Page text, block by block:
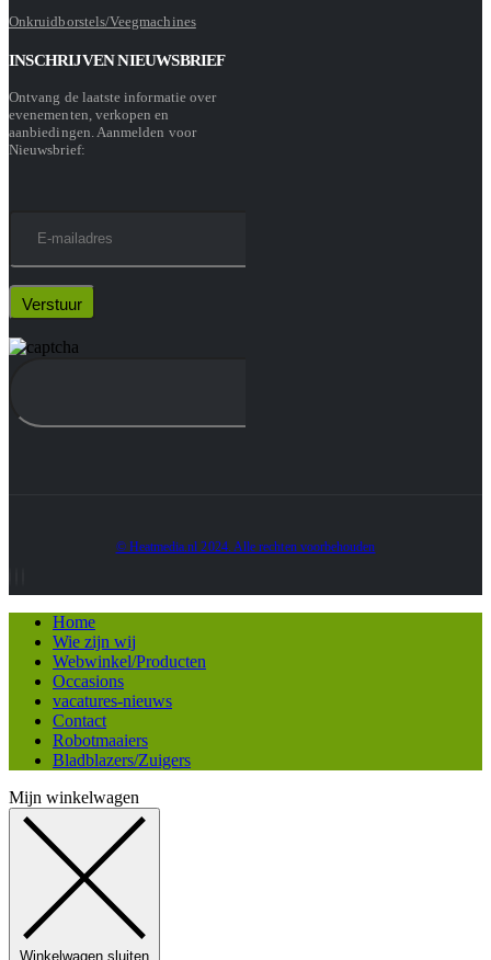
Onkruidborstels/Veegmachines
INSCHRIJVEN NIEUWSBRIEF
Ontvang de laatste informatie over
evenementen, verkopen en
aanbiedingen. Aanmelden voor
Nieuwsbrief:
© Heatmedia.nl 2024. Alle rechten voorbehouden
Home
Wie zijn wij
Webwinkel/Producten
Occasions
vacatures-nieuws
Contact
Robotmaaiers
Bladblazers/Zuigers
Mijn winkelwagen
Winkelwagen sluiten